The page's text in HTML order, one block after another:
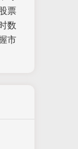
票
数
市